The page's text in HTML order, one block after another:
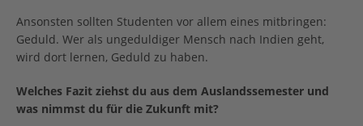
Ansonsten sollten Studenten vor allem eines mitbringen:
Geduld. Wer als ungeduldiger Mensch nach Indien geht,
wird dort lernen, Geduld zu haben.
Welches Fazit ziehst du aus dem Auslandssemester und
was nimmst du für die Zukunft mit?